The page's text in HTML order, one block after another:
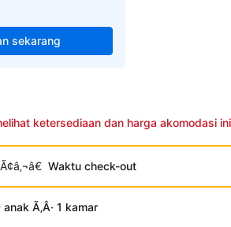
sekarang
ketersediaan dan harga akomodasi ini
Ã¢â‚¬â€ Waktu check-out
Ã‚Â· 1 kamar